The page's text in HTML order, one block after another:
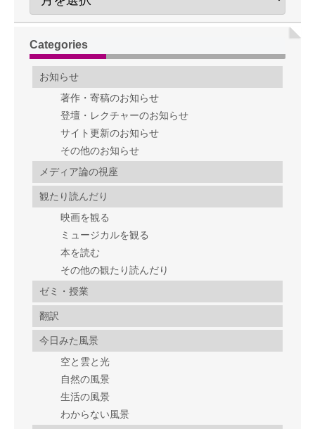
Categories
お知らせ
著作・寄稿のお知らせ
登壇・レクチャーのお知らせ
サイト更新のお知らせ
その他のお知らせ
メディア論の視座
観たり読んだり
映画を観る
ミュージカルを観る
本を読む
その他の観たり読んだり
ゼミ・授業
翻訳
今日みた風景
空と雲と光
自然の風景
生活の風景
わからない風景